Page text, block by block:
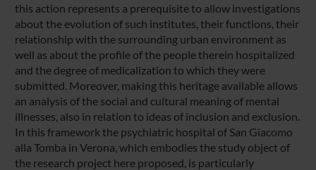
this action represents a prerequisite to allow investigations
about the evolution of such institutes, their functions, their
relationship with the surrounding urban environment as
well as about the profile of the people therein hospitalized
and the degree of medicalization to which they were
submitted. Moreover, making this heritage available allows
an analysis of the social and cultural meaning of mental
illnesses, also in relation to ideas of inclusion and exclusion.
In this framework the psychiatric hospital of San Giacomo
alla Tomba in Verona, which embodies the study object of
the research project here proposed, is particularly